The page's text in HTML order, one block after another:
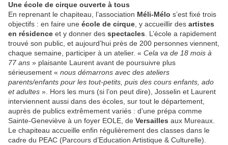
Une école de cirque ouverte à tous
En reprenant le chapiteau, l’association Méli-Mélo s’est fixé trois
objectifs : en faire une école de cirque , y accueillir des artistes
en résidence et y donner des spectacles . L’école a rapidement
trouvé son public, et aujourd’hui près de 200 personnes viennent,
chaque semaine, participer à un atelier. « Cela va de 18 mois à
77 ans » plaisante Laurent avant de poursuivre plus
sérieusement « nous démarrons avec des ateliers
parents/enfants pour les tout-petits, puis des cours enfants, ado
et adultes ». Hors les murs (si l’on peut dire), Josselin et Laurent
interviennent aussi dans des écoles, sur tout le département,
auprès de publics extrêmement variés : d’une prépa comme
Sainte-Geneviève à un foyer EOLE, de Versailles aux Mureaux.
Le chapiteau accueille enfin régulièrement des classes dans le
cadre du PEAC (Parcours d’Education Artistique & Culturelle).